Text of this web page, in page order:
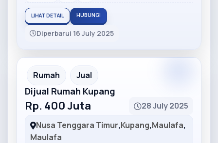
LIHAT DETAIL HUBUNGI
Diperbarui 16 July 2025
Partner Ad
Rumah Jual
Dijual Rumah Kupang
Rp. 400 Juta
28 July 2025
Nusa Tenggara Timur,Kupang,Maulafa,
Maulafa